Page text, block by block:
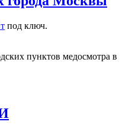
под ключ.
пунктов медосмотра в